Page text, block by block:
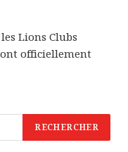
Lions Clubs
officiellement